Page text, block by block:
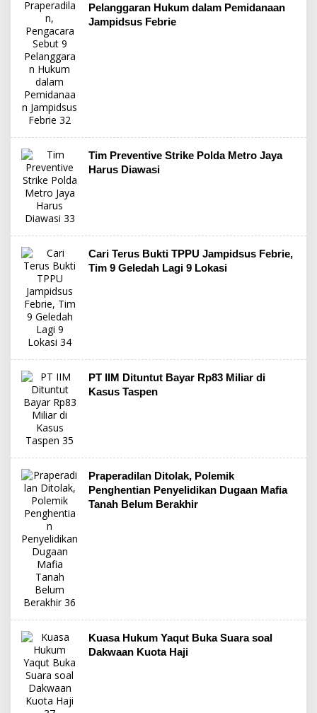
Pelanggaran Hukum dalam Pemidanaan
Jampidsus Febrie
Tim Preventive Strike Polda Metro Jaya
Harus Diawasi
Cari Terus Bukti TPPU Jampidsus Febrie,
Tim 9 Geledah Lagi 9 Lokasi
PT IIM Dituntut Bayar Rp83 Miliar di
Kasus Taspen
Praperadilan Ditolak, Polemik
Penghentian Penyelidikan Dugaan Mafia
Tanah Belum Berakhir
Kuasa Hukum Yaqut Buka Suara soal
Dakwaan Kuota Haji